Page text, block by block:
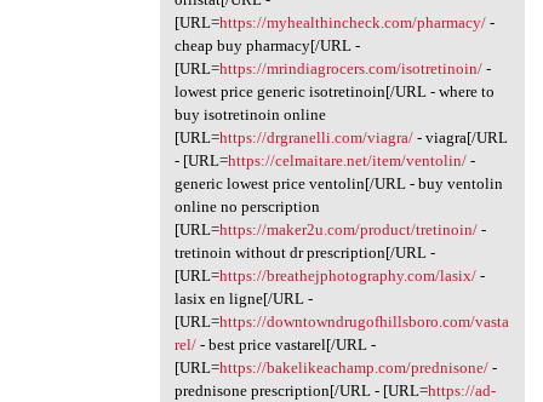
[URL=https://myhealthincheck.com/pharmacy/-
cheap buy pharmacy[/URL -
[URL=https://mrindiagrocers.com/isotretinoin/-
lowest price generic isotretinoin[/URL - where to
buy isotretinoin online
[URL=https://drgranelli.com/viagra/- viagra[/URL
- [URL=https://celmaitare.net/item/ventolin/-
generic lowest price ventolin[/URL - buy ventolin
online no perscription
[URL=https://maker2u.com/product/tretinoin/-
tretinoin without dr prescription[/URL -
[URL=https://breathejphotography.com/lasix/-
lasix en ligne[/URL -
[URL=https://downtowndrugofhillsboro.com/vasta
rel/- best price vastarel[/URL -
[URL=https://bakelikeachamp.com/prednisone/-
prednisone prescription[/URL - [URL=https://ad-